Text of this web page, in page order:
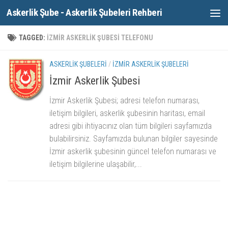
Skip to content
Askerlik Şube - Askerlik Şubeleri Rehberi
TAGGED: IZMIR ASKERLIK ŞUBESI TELEFONU
ASKERLIK ŞUBELERI / İZMIR ASKERLIK ŞUBELERI
İzmir Askerlik Şubesi
İzmir Askerlik Şubesi; adresi telefon numarası,
iletişim bilgileri, askerlik şubesinin haritası, email
adresi gibi ihtiyacınız olan tüm bilgileri sayfamızda
bulabilirsiniz. Sayfamızda bulunan bilgiler sayesinde
İzmir askerlik şubesinin güncel telefon numarası ve
iletişim bilgilerine ulaşabilir,...